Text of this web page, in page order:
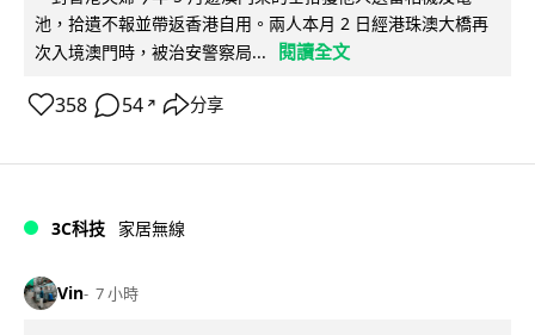
池，拾遺不報並帶返香港自用。兩人本月 2 日經港珠澳大橋再
次入境澳門時，被治安警察局...
閱讀全文
358 54 ↗ 分享
3C科技 家居無線
Vin 7 小時